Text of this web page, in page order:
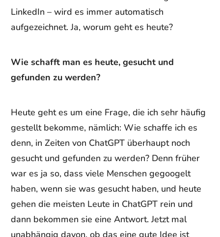
LinkedIn – wird es immer automatisch
aufgezeichnet. Ja, worum geht es heute?
Wie schafft man es heute, gesucht und
gefunden zu werden?
Heute geht es um eine Frage, die ich sehr häufig
gestellt bekomme, nämlich: Wie schaffe ich es
denn, in Zeiten von ChatGPT überhaupt noch
gesucht und gefunden zu werden? Denn früher
war es ja so, dass viele Menschen gegoogelt
haben, wenn sie was gesucht haben, und heute
gehen die meisten Leute in ChatGPT rein und
dann bekommen sie eine Antwort. Jetzt mal
unabhängig davon, ob das eine gute Idee ist